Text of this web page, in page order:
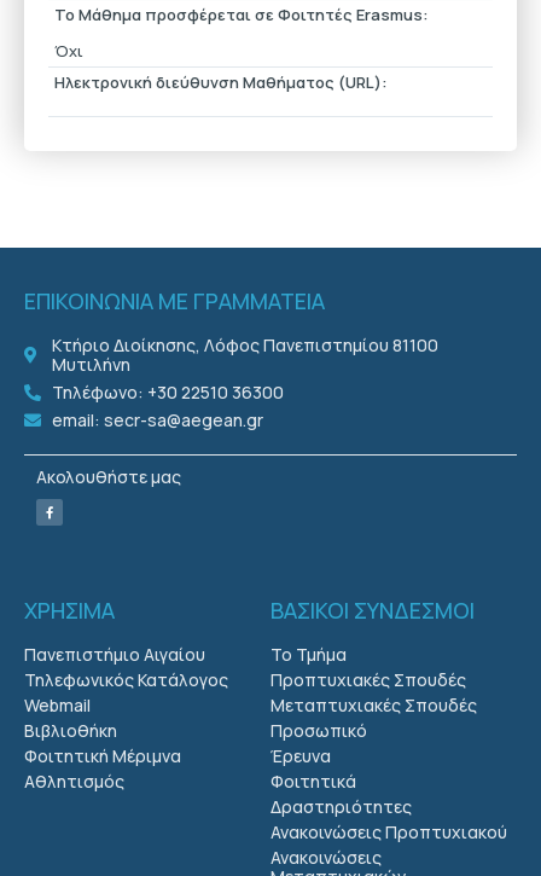
Το Μάθημα προσφέρεται σε Φοιτητές Erasmus:
Όχι
Ηλεκτρονική διεύθυνση Μαθήματος (URL):
ΕΠΙΚΟΙΝΩΝΙΑ ΜΕ ΓΡΑΜΜΑΤΕΙΑ
Κτήριο Διοίκησης, Λόφος Πανεπιστημίου 81100
Μυτιλήνη
Τηλέφωνο: +30 22510 36300
email: secr-sa@aegean.gr
Ακολουθήστε μας
ΧΡΗΣΙΜΑ
Πανεπιστήμιο Αιγαίου
Τηλεφωνικός Κατάλογος
Webmail
Βιβλιοθήκη
Φοιτητική Μέριμνα
Αθλητισμός
ΒΑΣΙΚΟΙ ΣΥΝΔΕΣΜΟΙ
Το Τμήμα
Προπτυχιακές Σπουδές
Μεταπτυχιακές Σπουδές
Προσωπικό
Έρευνα
Φοιτητικά
Δραστηριότητες
Ανακοινώσεις Προπτυχιακού
Ανακοινώσεις